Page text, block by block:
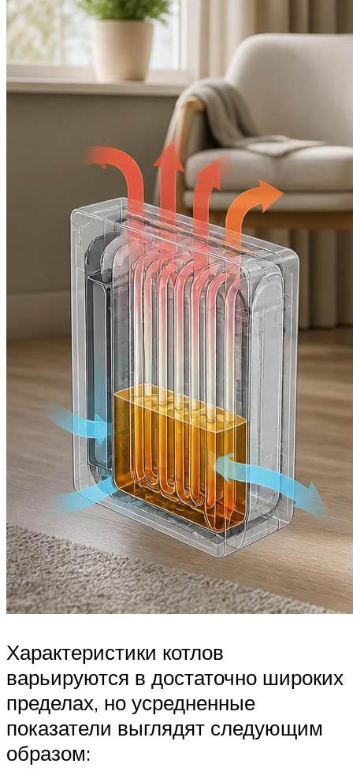
Характеристики котлов
варьируются в достаточно широких
пределах, но усредненные
показатели выглядят следующим
образом: